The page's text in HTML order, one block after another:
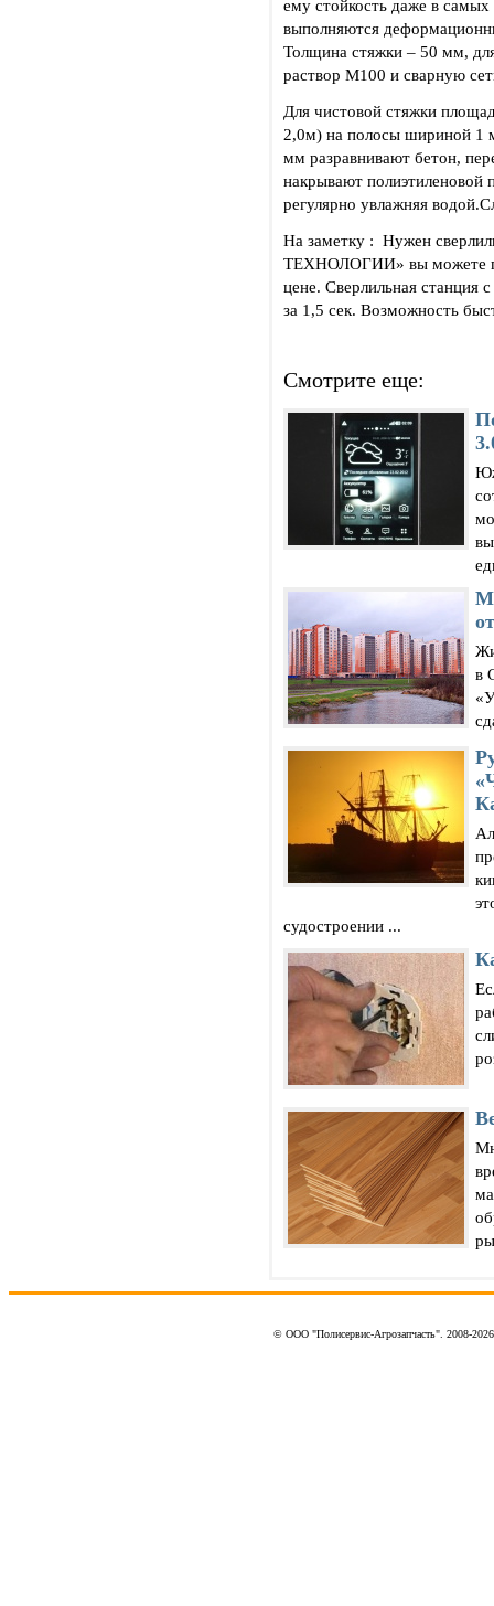
ему стойкость даже в
выполняются
Толщина стяжки – 50 мм,
раствор М100 и сварную
Для чистовой стяжки
2,0м) на полосы шириной 1
мм разравнивают бетон,
накрывают полиэтиленовой
регулярно увлажняя
На заметку : Нужен
ТЕХНОЛОГИИ» вы можете
цене. Сверлильная станция
за 1,5 сек. Возможность
Смотрите еще:
в
судостроении ...
© ООО "Полисервис-Агрозапчасть". 2008-